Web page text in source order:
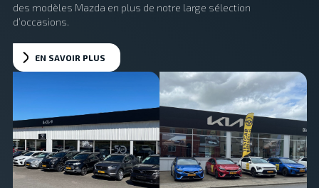
des modèles Mazda en plus de notre large sélection
d’occasions.
EN SAVOIR PLUS